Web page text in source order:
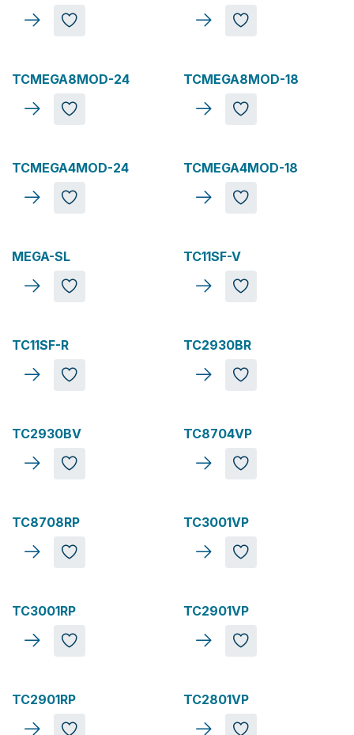
TCMEGA8MOD-24 TCMEGA8MOD-18
TCMEGA4MOD-24 TCMEGA4MOD-18
MEGA-SL TC11SF-V
TC11SF-R TC2930BR
TC2930BV TC8704VP
TC8708RP TC3001VP
TC3001RP TC2901VP
TC2901RP TC2801VP